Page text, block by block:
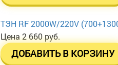
ТЭН RF 2000W/220V
Цена 2 660 руб.
ДОБАВИТЬ В КОРЗИНУ